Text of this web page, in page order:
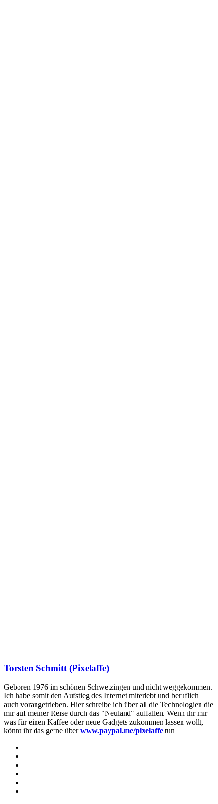
Torsten Schmitt (Pixelaffe)
Geboren 1976 im schönen Schwetzingen und nicht weggekommen.
Ich habe somit den Aufstieg des Internet miterlebt und beruflich
auch vorangetrieben. Hier schreibe ich über all die Technologien die
mir auf meiner Reise durch das "Neuland" auffallen. Wenn ihr mir
was für einen Kaffee oder neue Gadgets zukommen lassen wollt,
könnt ihr das gerne überwww.paypal.me/pixelaffe tun